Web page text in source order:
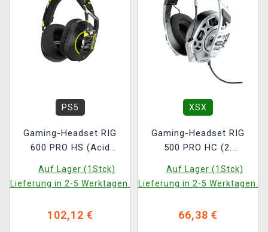
PS5
Gaming-Headset RIG
600 PRO HS (Acid
Auf Lager (1Stck)
Lieferung in 2-5 Werktagen.
102,12 €
XSX
Gaming-Headset RIG
500 PRO HC (2.
Auf Lager (1Stck)
Lieferung in 2-5 Werktagen.
66,38 €